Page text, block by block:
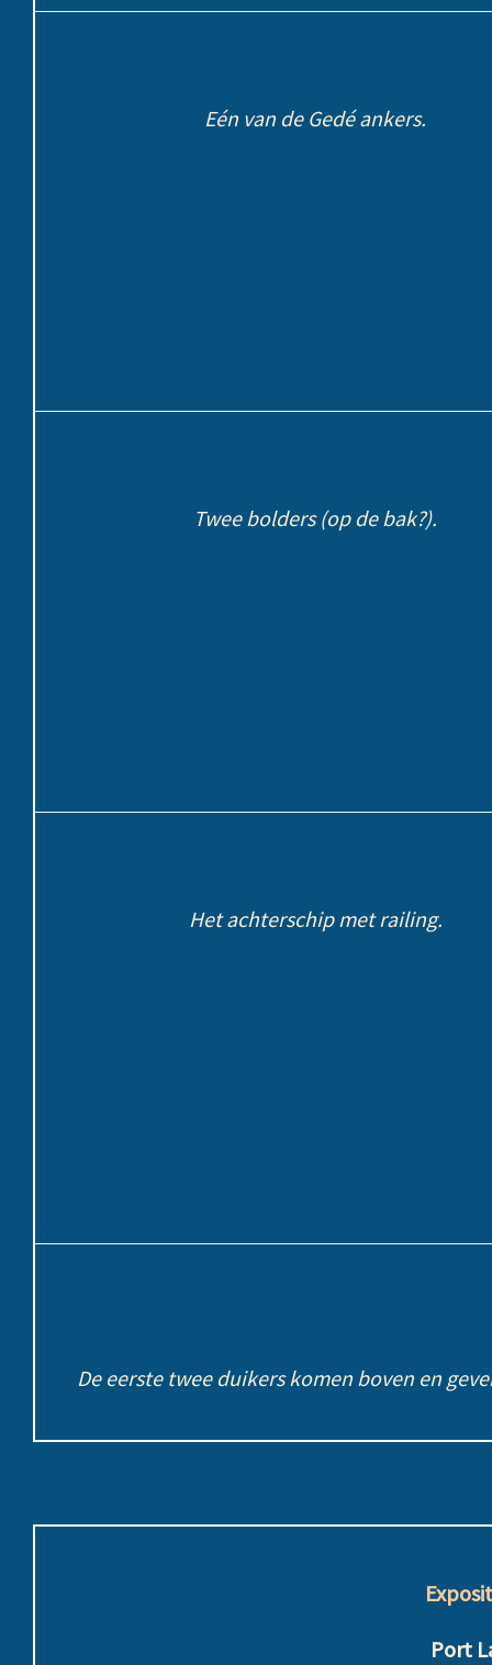
Eén van de Gedé ankers.
Twee bolders (op de bak?).
Het achterschip met railing.
De eerste twee duikers komen boven en
Port